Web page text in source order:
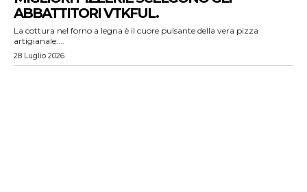
ABBATTITORI VTKFUL.
La cottura nel forno a legna è il cuore pulsante della vera pizza
artigianale:...
28 Luglio 2026